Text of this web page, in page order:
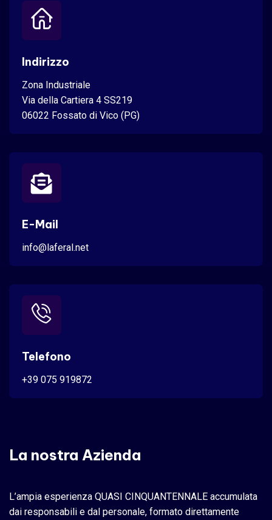
Indirizzo
Zona Industriale
Via della Cartiera 4 SS219
06022 Fossato di Vico (PG)
E-Mail
info@laferal.net
Telefono
+39 075 919872
La nostra Azienda
L’ampia esperienza QUASI CINQUANTENNALE accumulata
dai responsabili e dal personale, formato direttamente